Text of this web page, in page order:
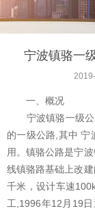
宁波镇骆一
一、概况
宁波镇骆一级公
的一级公路,其中 宁
用。镇骆公路是宁
线镇骆路基础上改
千米，设计车速
工,1996年12月19